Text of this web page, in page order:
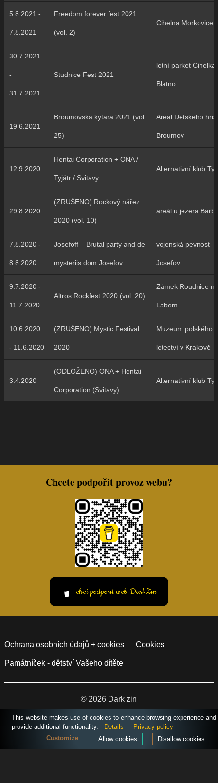
5.8.2021 -
7.8.2021
Freedom forever fest 2021
(vol. 2)
Cihelna Morkovice
30.7.2021
-
31.7.2021
Studnice Fest 2021
letní parket Cihelka
Blatno
19.6.2021
Broumovská kytara 2021 (vol.
25)
Areál Dětského
Broumov
12.9.2020
Hentai Corporation + ONA /
Tyjátr / Svitavy
Alternativní klub
29.8.2020
(ZRUŠENO) Rockový nářez
2020 (vol. 10)
areál u jezera
7.8.2020 -
8.8.2020
Josefoff – Brutal party and de
mysteriis dom Josefov
vojenská pevnost
Josefov
9.7.2020 -
11.7.2020
Altros Rockfest 2020 (vol. 20)
Zámek Roudnice
Labem
10.6.2020
- 11.6.2020
(ZRUŠENO) Mystic Festival
2020
Muzeum polského
letectví v Krakově
3.4.2020
(ODLOŽENO) ONA + Hentai
Corporation (Svitavy)
Alternativní klub
Chcete podpořit provoz webu?
chci podporit web DarkZin
Ochrana osobních údajů + cookies Cookies
Památníček - dětství Vašeho dítěte
© 2026 Dark zin
vytvořil Giovanni &Garth
This website makes use of cookies to enhance browsing experience and
provide additional functionality.
Details
Privacy policy
Disallow cookies
Allow cookies
Customize